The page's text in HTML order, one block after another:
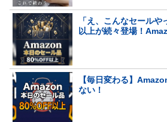
「え、こんなセール
以上が続々登場！
【毎日変わる】
ない！